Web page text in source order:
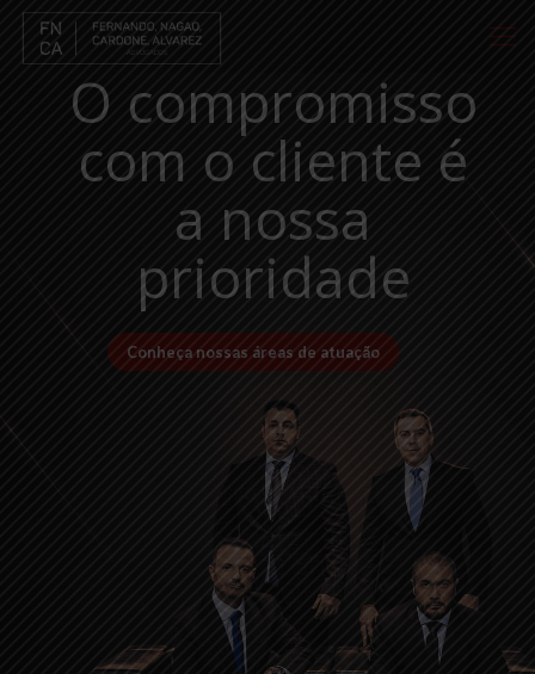
Conheça nossas áreas de atuação
O compromisso
com o cliente é
a nossa
prioridade